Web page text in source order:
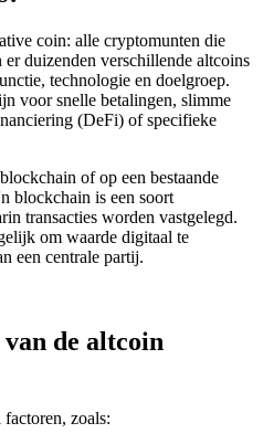
coin: alle cryptomunten die
duizenden verschillende altcoins
technologie en doelgroep.
voor snelle betalingen, slimme
(DeFi) of specifieke
of op een bestaande
blockchain is een soort
transacties worden vastgelegd.
om waarde digitaal te
een centrale partij.
de altcoin
zoals: